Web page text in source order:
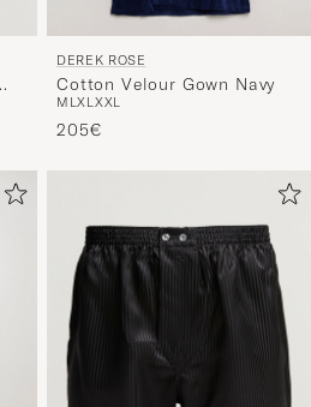
DEREK ROSE
Cotton Velour Gown Navy
M LXLXXL
205€